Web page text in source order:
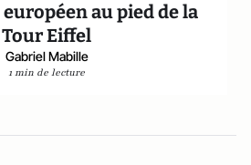
au pied de la
Tour Eiffel
Gabriel Mabille
1 min de lecture